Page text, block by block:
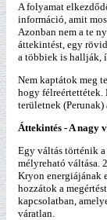
A folyamat
információ, amit
Azonban nem a te
áttekintést, egy
a többiek is hallják,
Nem kaptátok meg
hogy félreértettétek.
területnek
Áttekintés - A nagy
Egy váltás történik a
mélyreható váltása.
Kryon energiájának
hozzátok a
kapcsolatban,
váratlan.